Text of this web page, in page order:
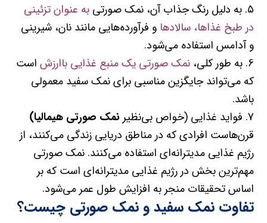
۵. به دلیل رنگ جذاب آن، نمک صورتی
به عنوان تزئینی
در طبخ غذاها، سالادها و فرآورده‌هایی مانند نان، شیرینی
و آدامس استفاده می‌شود.
6. به طور کلی،
نمک صورتی یک منبع غذایی باارزش است
که می‌تواند جایگزین مناسبی برای نمک سفید معمولی
باشد.
7. فواید غذایی (خواص بی‌نظیر
نمک صورتی هیمالیا)
قرن‌هاست افرادی که در مناطق دریایی زندگی می‌کنند، از
رژیم غذایی مدیترانه‌ای استفاده می‌کنند. نمک صورتی
مهم‌ترین بخش در رژیم غذایی مدیترانه‌ای است که بر
اساس تحقیقات منجر به افزایش طول عمر می‌شود.
تفاوت نمک سفید و نمک صورتی چیست؟